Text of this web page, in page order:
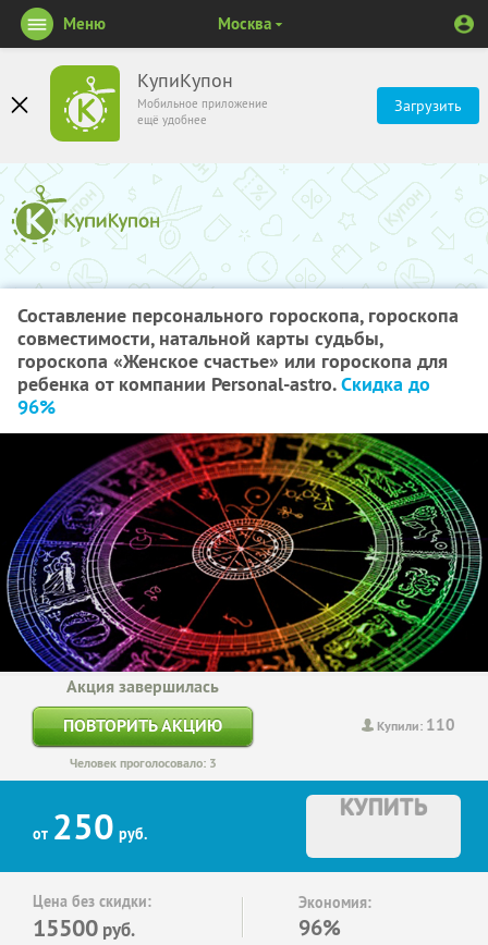
КупиКупон
Мобильное приложение
ещё удобнее
Загрузить
Меню Москва
Составление персонального гороскопа, гороскопа
совместимости, натальной карты судьбы,
гороскопа «Женское счастье» или гороскопа для
ребенка от компании Personal-astro.Скидка до
96%
Купили: 110
Акция завершилась
ПОВТОРИТЬ АКЦИЮ
Человек проголосовало: 3
от 250 руб.
КУПИТЬ
Цена без скидки:
15500 руб.
Экономия:
96%